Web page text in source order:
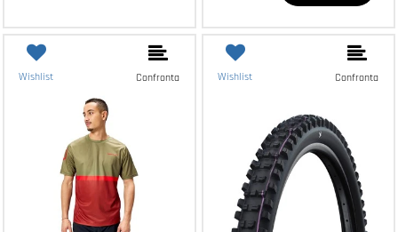
Wishlist Confronta Wishlist Confronta